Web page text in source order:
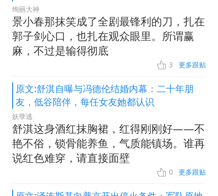
绚丽大神
景小春那抹笑成了全剧最锋利的刀，扎在
郭子剑心口，也扎在观众眼里。所谓赢
麻，不过是输得彻底
3 更多跟贴
原文:舒淇自曝与冯德伦结婚内幕：二十年朋
友，低谷陪伴，每任女友她都认识
妖孽逃
舒淇这身酒红抹胸裙，红得刚刚好——不
艳不俗，锁骨能养鱼，气质能镇场。谁再
说红色难穿，请直接面壁
0 更多跟贴